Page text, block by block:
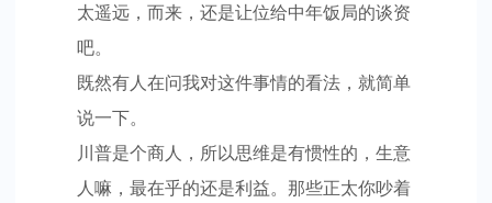
太遥远，而来，还是让位给中年饭局的谈资
吧。
既然有人在问我对这件事情的看法，就简单
说一下。
川普是个商人，所以思维是有惯性的，生意
人嘛，最在乎的还是利益。那些正太你吵着